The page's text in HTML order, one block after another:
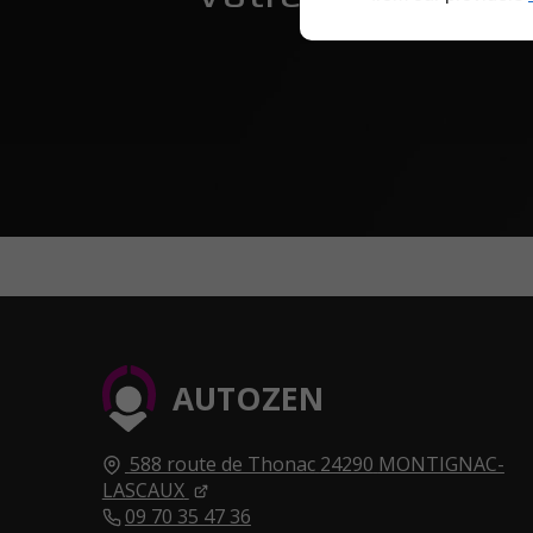
AUTOZEN
588 route de Thonac 24290 MONTIGNAC-
LASCAUX
09 70 35 47 36